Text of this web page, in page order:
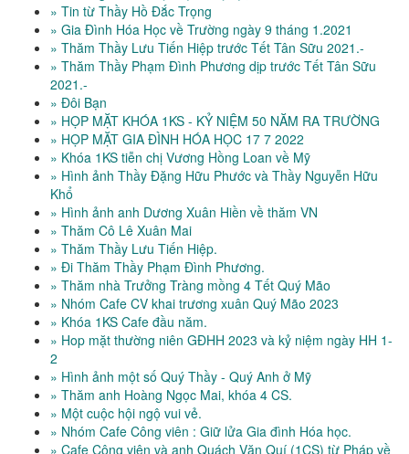
» Tin từ Thầy Hồ Đắc Trọng
» Gia Đình Hóa Học về Trường ngày 9 tháng 1.2021
» Thăm Thầy Lưu Tiến Hiệp trước Tết Tân Sữu 2021.-
» Thăm Thầy Phạm Đình Phương dịp trước Tết Tân Sữu
2021.-
» Đôi Bạn
» HỌP MẶT KHÓA 1KS - KỶ NIỆM 50 NĂM RA TRƯỜNG
» HỌP MẶT GIA ĐÌNH HÓA HỌC 17 7 2022
» Khóa 1KS tiễn chị Vương Hồng Loan về Mỹ
» Hình ảnh Thầy Đặng Hữu Phước và Thầy Nguyễn Hữu
Khổ
» Hình ảnh anh Dương Xuân Hiền về thăm VN
» Thăm Cô Lê Xuân Mai
» Thăm Thầy Lưu Tiến Hiệp.
» Đi Thăm Thầy Phạm Đình Phương.
» Thăm nhà Trưởng Tràng mồng 4 Tết Quý Mão
» Nhóm Cafe CV khai trương xuân Quý Mão 2023
» Khóa 1KS Cafe đầu năm.
» Hop mặt thường niên GĐHH 2023 và kỷ niệm ngày HH 1-
2
» Hình ảnh một số Quý Thầy - Quý Anh ở Mỹ
» Thăm anh Hoàng Ngọc Mai, khóa 4 CS.
» Một cuộc hội ngộ vui vẻ.
» Nhóm Cafe Công viên : Giữ lửa Gia đình Hóa học.
» Cafe Công viên và anh Quách Văn Quí (1CS) từ Pháp về